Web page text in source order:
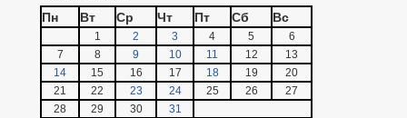
Пн
Вт Ср Чт Пт Сб Вс
1 2 3 4 5
6
7
8 9 10 11 12
13
14
15 16 17 18 19
20
21
22 23 24 25 26
27
28
29 30 31